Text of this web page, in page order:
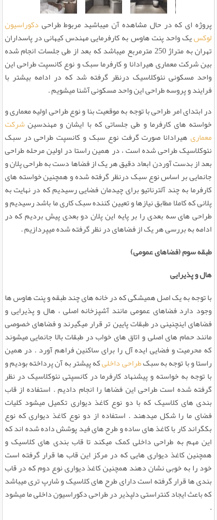
پروژه ای که در حال مشاهده آن میباشید مربوط طراحی دکوراسیون
لوکسیک واحد پنت هاوس به کارفرمایی مهندس کیهانی در پاسداران
تهران به متراژ 250 مترمربع میباشد که بعد از طی جلسات انجام شده
بین شرکت معماری هیرادانا و کارفرما سبک و نوع کانسپت طراحی این
واحد مسکونی نئوکلاسیک درنظر گرفته شد که در ادامه بیشتر با
فرایند و پروسه طراحی این واحد مسکونی آشنا میشویم .
در ابتدای امر طراحی با توجه به موقعیت بنا و نوع طراحی اولیه معماری و
خواسته های کارفرما و طی جلساتی که با ایشان و مهندسینشرکت
معماریهیرادانا صورت گرفت نوع سبک و کانسپت طراحی در سبک
نئوکلاسیک طراحی شده است ، در همین راستا در اولین مرحله طراحی
بعد از بدست آوردن ابعاد دقیق هر یک از فضاها دست به طراحی پلان و
جانمایی بر اساس نوع سبک درنظر گرفته شده و همچنین خواسته های
کارفرما به چند آلترناتیو برای چیدمان فضایی رسیدیم که در نهایت به
پلانی که کاملا مطابق نیازها و تعیین کننده سبک کاری ما باشد رسیدیم و
طراحی های سه بعدی را بر پایه این پلان دو بعدی پیش بردیم که در
ادامه به بررسی هر یک از فضاهای در نظر گرفته شده میپردازیم .
طبقه سوم (فضاهای عمومی)
هال و پذیرایی
با توجه به یک اصل همیشگی که در خانه های چند طبقه و پنت هاوس ها
وجود دارد فضاهای عمومی مانند آشپزخانه اصلی ، هال و پذیرایی و
فضاهای اینچنینی در طبقات پایین تر قرار میگیرند و فضاهای خصوصی
مانند حمام های اصلی و اتاق های خواب در طبقات بالا جانمایی میشوند
که محرمیت و فضایی ایده آل را برای ساکنین فراهم آورد . در همین
راستا و با توجه به سبکطراحی داخلیکه پیشتر به آن پرداخته بودیم و
با توجه به خواسته و پیشنهاد کارفرما در کانسپتی نئوکلاسیک در نظر
گرفته شده است طراحی این فضاها را انجام دادیم . استفاده از قاب
بندی های کلاسیک که با دو نوع کاغذ دیواری تکمیل میشود کلیات
فضای ما را شکل میدهند . استفاده از دو نوع کاغذ دیواری که نوع
بکگراند کار با کاغذ های ساده و طرح های فید پوشش داده شده اند که
این مهم به طراحی داخلی کمک میکند تا قاب بندی های کلاسیک و
همچنین کاغذ دیواری هایی که در مرکز این قاب ها قرار گرفته است
خود را به خوبی نشان دهند همچنین کاغذ دیواری نوع دوم که در قاب
بندی ها قرار گرفته است دارای طرح های کلاسیک و شارپ تری میباشد
که باعث ایجاد کنتراستی دلپذیر در طراحی دکوراسیون داخلی ما میشود
.